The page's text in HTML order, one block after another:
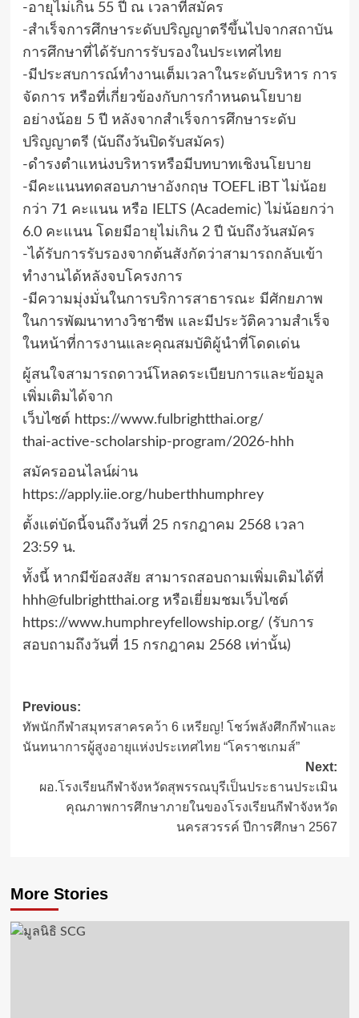
-อายุไม่เกิน 55 ปี ณ เวลาที่สมัคร
-สำเร็จการศึกษาระดับปริญญาตรีขึ้นไปจากสถาบัน
การศึกษาที่ได้รับการรับรองในประเทศไทย
-มีประสบการณ์ทำงานเต็มเวลาในระดับบริหาร การ
จัดการ หรือที่เกี่ยวข้องกับการกำหนดนโยบาย
อย่างน้อย 5 ปี หลังจากสำเร็จการศึกษาระดับ
ปริญญาตรี (นับถึงวันปิดรับสมัคร)
-ดำรงตำแหน่งบริหารหรือมีบทบาทเชิงนโยบาย
-มีคะแนนทดสอบภาษาอังกฤษ TOEFL iBT ไม่น้อย
กว่า 71 คะแนน หรือ IELTS (Academic) ไม่น้อยกว่า
6.0 คะแนน โดยมีอายุไม่เกิน 2 ปี นับถึงวันสมัคร
-ได้รับการรับรองจากต้นสังกัดว่าสามารถกลับเข้า
ทำงานได้หลังจบโครงการ
-มีความมุ่งมั่นในการบริการสาธารณะ มีศักยภาพ
ในการพัฒนาทางวิชาชีพ และมีประวัติความสำเร็จ
ในหน้าที่การงานและคุณสมบัติผู้นำที่โดดเด่น
ผู้สนใจสามารถดาวน์โหลดระเบียบการและข้อมูล
เพิ่มเติมได้จาก
เว็บไซต์ https://www.fulbrightthai.org/
thai-active-scholarship-program/2026-hhh
สมัครออนไลน์ผ่าน
https://apply.iie.org/huberthhumphrey
ตั้งแต่บัดนี้จนถึงวันที่ 25 กรกฎาคม 2568 เวลา
23:59 น.
ทั้งนี้ หากมีข้อสงสัย สามารถสอบถามเพิ่มเติมได้ที่
hhh@fulbrightthai.org หรือเยี่ยมชมเว็บไซต์
https://www.humphreyfellowship.org/ (รับการ
สอบถามถึงวันที่ 15 กรกฎาคม 2568 เท่านั้น)
Post
navigation
Previous:
ทัพนักกีฬาสมุทรสาครคว้า 6 เหรียญ! โชว์พลังศึกกีฬาและ
นันทนาการผู้สูงอายุแห่งประเทศไทย “โคราชเกมส์”
Next:
ผอ.โรงเรียนกีฬาจังหวัดสุพรรณบุรีเป็นประธานประเมิน
คุณภาพการศึกษาภายในของโรงเรียนกีฬาจังหวัด
นครสวรรค์ ปีการศึกษา 2567
More Stories